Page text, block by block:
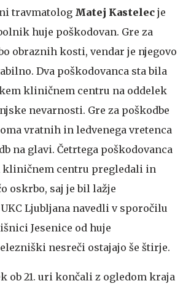
travmatolog Matej Kastelec je
huje poškodovan. Gre za
obraznih kosti, vendar je njegovo
Dva poškodovanca sta bila
kliničnem centru na oddelek
nevarnosti. Gre za poškodbe
vratnih in ledvenega vretenca
na glavi. Četrtega poškodovanca
kliničnem centru pregledali in
oskrbo, saj je bil lažje
Ljubljana navedli v sporočilu
Jesenice od huje
nesreči ostajajo še štirje.
ob 21. uri končali z ogledom kraja